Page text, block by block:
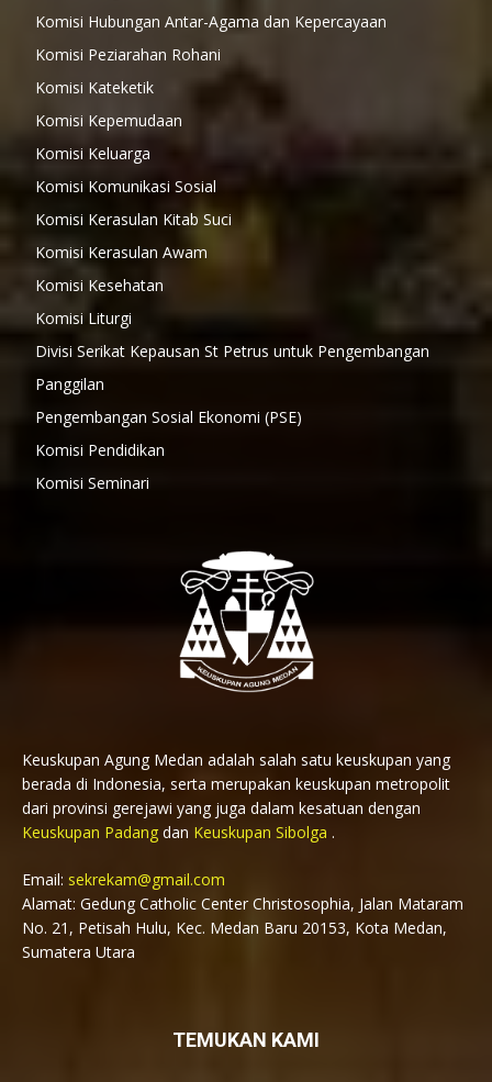
Komisi Hubungan Antar-Agama dan Kepercayaan
Komisi Peziarahan Rohani
Komisi Kateketik
Komisi Kepemudaan
Komisi Keluarga
Komisi Komunikasi Sosial
Komisi Kerasulan Kitab Suci
Komisi Kerasulan Awam
Komisi Kesehatan
Komisi Liturgi
Divisi Serikat Kepausan St Petrus untuk Pengembangan
Panggilan
Pengembangan Sosial Ekonomi (PSE)
Komisi Pendidikan
Komisi Seminari
Keuskupan Agung Medan adalah salah satu keuskupan yang
berada di Indonesia, serta merupakan keuskupan metropolit
dari provinsi gerejawi yang juga dalam kesatuan dengan
Keuskupan Padang dan Keuskupan Sibolga .
Email: sekrekam@gmail.com
Alamat: Gedung Catholic Center Christosophia, Jalan Mataram
No. 21, Petisah Hulu, Kec. Medan Baru 20153, Kota Medan,
Sumatera Utara
TEMUKAN KAMI